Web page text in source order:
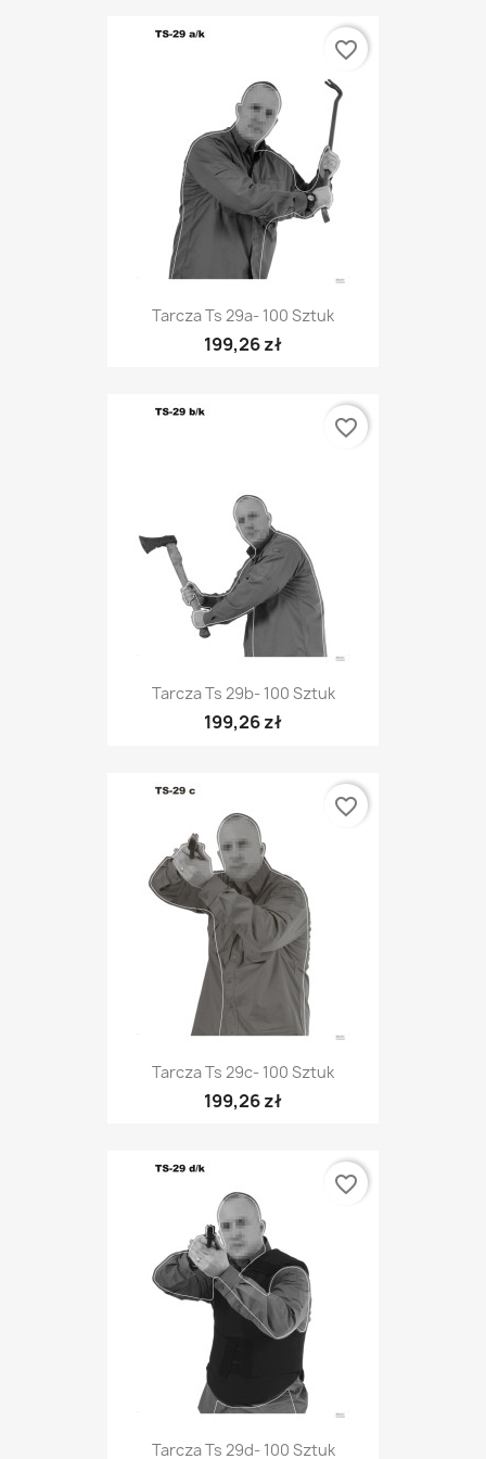
Tarcza Ts 29a- 100 Sztuk
199,26 zł
favorite_border
Tarcza Ts 29b- 100 Sztuk
199,26 zł
favorite_border
Tarcza Ts 29c- 100 Sztuk
199,26 zł
favorite_border
Tarcza Ts 29d- 100 Sztuk
favorite_border